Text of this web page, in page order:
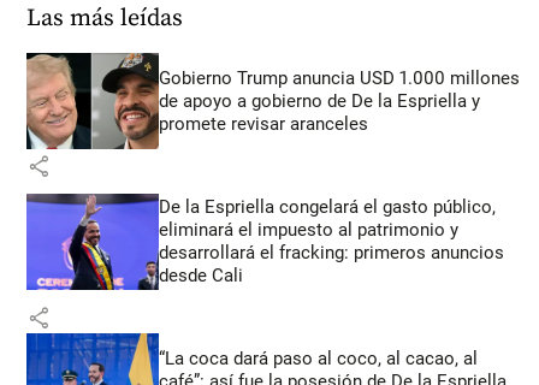
Las más leídas
Gobierno Trump anuncia USD 1.000 millones
de apoyo a gobierno de De la Espriella y
promete revisar aranceles
share
De la Espriella congelará el gasto público,
eliminará el impuesto al patrimonio y
desarrollará el fracking: primeros anuncios
desde Cali
share
“La coca dará paso al coco, al cacao, al